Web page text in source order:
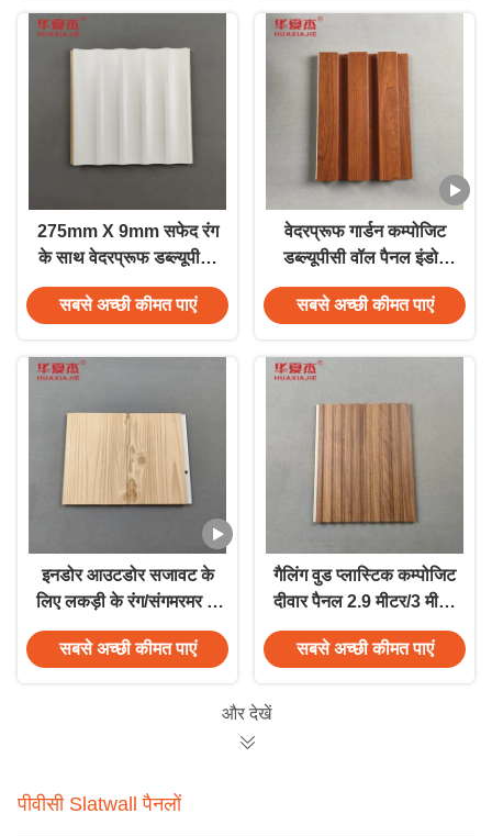
275mm X 9mm सफेद रंग
के साथ वेदरप्रूफ डब्ल्यूपीसी
वेवी वॉल पैनल
सबसे अच्छी कीमत पाएं
वेदरप्रूफ गार्डन कम्पोजिट
डब्ल्यूपीसी वॉल पैनल इंडोर
200 मिमी X 16 मिमी
सबसे अच्छी कीमत पाएं
इनडोर आउटडोर सजावट के
लिए लकड़ी के रंग/संगमरमर के
रंग का दीवार पैनल 2.9
मीटर/3 मीटर लंबाई में उपलब्ध
सबसे अच्छी कीमत पाएं
गैलिंग वुड प्लास्टिक कम्पोजिट
दीवार पैनल 2.9 मीटर/3 मीटर
लंबाई अनुकूलित
सबसे अच्छी कीमत पाएं
और देखें
पीवीसी Slatwall पैनलों